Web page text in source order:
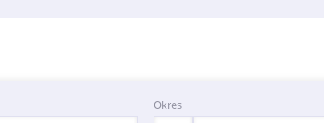
Okres